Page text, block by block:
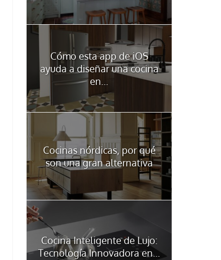
Cómo esta app de iOS
ayuda a diseñar una cocina
en...
Cocinas nórdicas, por qué
son una gran alternativa
Cocina Inteligente de Lujo:
Tecnología Innovadora en...